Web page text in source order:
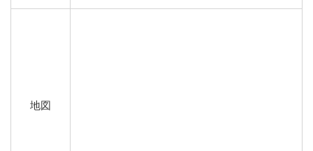
地図